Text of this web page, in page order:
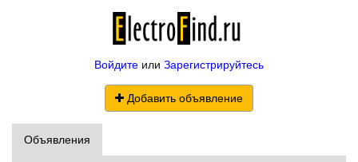
Войдите или Зарегистрируйтесь
Добавить объявление
Объявления